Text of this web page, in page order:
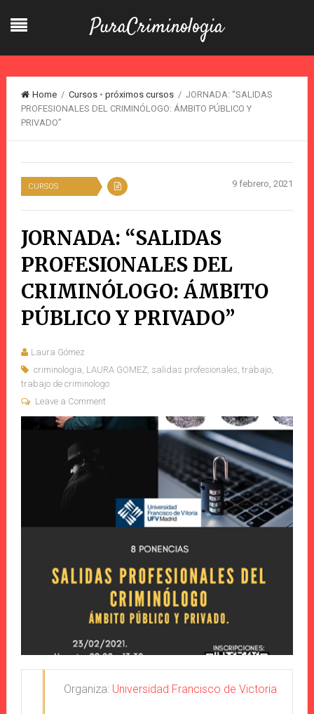
PuraCriminologia
Home/ Cursos• próximos cursos/ JORNADA: “SALIDAS
PROFESIONALES DEL CRIMINÓLOGO: ÁMBITO PÚBLICO Y
PRIVADO”
CURSOS 9 febrero, 2021
JORNADA: “SALIDAS
PROFESIONALES DEL
CRIMINÓLOGO: ÁMBITO
PÚBLICO Y PRIVADO”
Laura Gómez
criminologia, LAURA GOMEZ, salidas profesionales, trabajo,
trabajo de criminologo
Leave a Comment
Organiza: Universidad Francisco de Victoria